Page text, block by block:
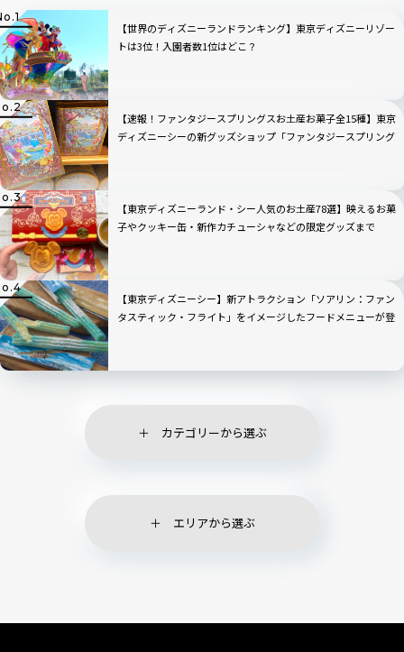
【世界のディズニーランドランキング】東京ディズニーリゾー
トは3位！入園者数1位はどこ？
【速報！ファンタジースプリングスお土産お菓子全15種】東京
ディズニーシーの新グッズショップ「ファンタジースプリング
【東京ディズニーランド・シー人気のお土産78選】映えるお菓
子やクッキー缶・新作カチューシャなどの限定グッズまで
【東京ディズニーシー】新アトラクション「ソアリン：ファン
タスティック・フライト」をイメージしたフードメニューが登
カテゴリーから選ぶ
エリアから選ぶ